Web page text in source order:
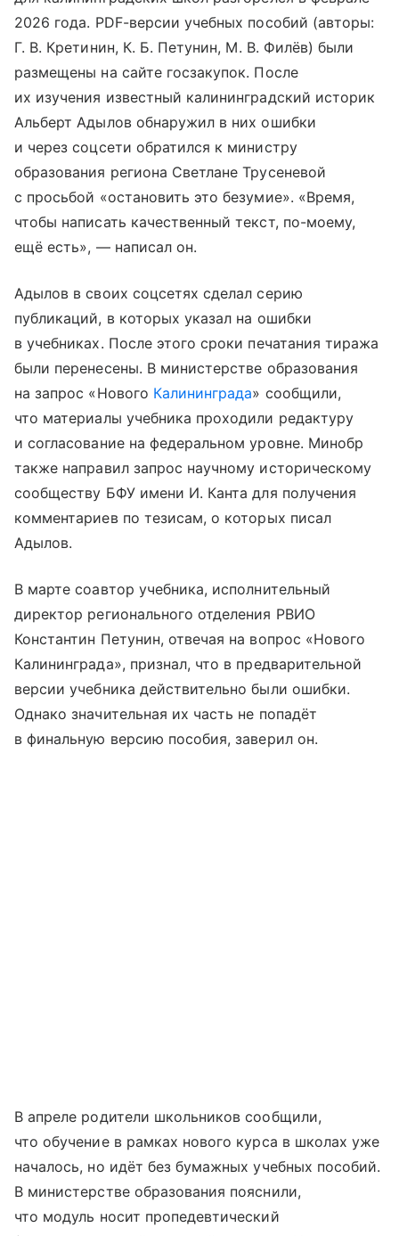
2026 года. PDF-версии учебных пособий (авторы:
Г. В. Кретинин, К. Б. Петунин, М. В. Филёв) были
размещены на сайте госзакупок. После
их изучения известный калининградский историк
Альберт Адылов обнаружил в них ошибки
и через соцсети обратился к министру
образования региона Светлане Трусеневой
с просьбой «остановить это безумие». «Время,
чтобы написать качественный текст, по-моему,
ещё есть», — написал он.
Адылов в своих соцсетях сделал серию
публикаций, в которых указал на ошибки
в учебниках. После этого сроки печатания тиража
были перенесены. В министерстве образования
на запрос «Нового Калининграда» сообщили,
что материалы учебника проходили редактуру
и согласование на федеральном уровне. Минобр
также направил запрос научному историческому
сообществу БФУ имени И. Канта для получения
комментариев по тезисам, о которых писал
Адылов.
В марте соавтор учебника, исполнительный
директор регионального отделения РВИО
Константин Петунин, отвечая на вопрос «Нового
Калининграда», признал, что в предварительной
версии учебника действительно были ошибки.
Однако значительная их часть не попадёт
в финальную версию пособия, заверил он.
В апреле родители школьников сообщили,
что обучение в рамках нового курса в школах уже
началось, но идёт без бумажных учебных пособий.
В министерстве образования пояснили,
что модуль носит пропедевтический